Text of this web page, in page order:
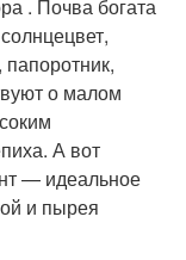
. Почва богата
о малом
А вот
— идеальное
и пырея